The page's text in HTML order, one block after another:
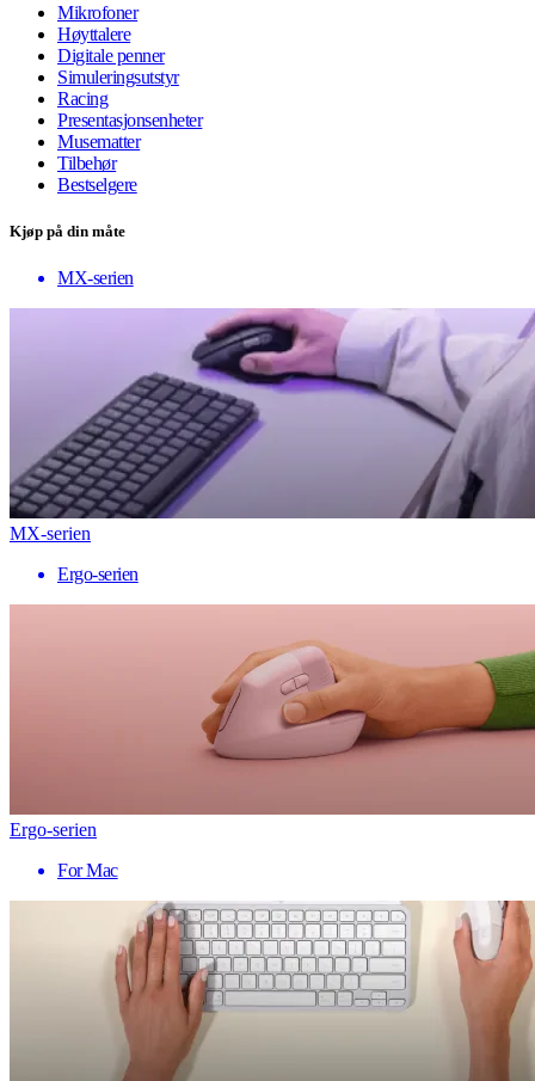
Mikrofoner
Høyttalere
Digitale penner
Simuleringsutstyr
Racing
Presentasjonsenheter
Musematter
Tilbehør
Bestselgere
Kjøp på din måte
MX-serien
MX-serien
Ergo-serien
Ergo-serien
For Mac